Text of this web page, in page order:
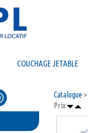
COUCHAGE JETABLE
Catalogue>
Prix